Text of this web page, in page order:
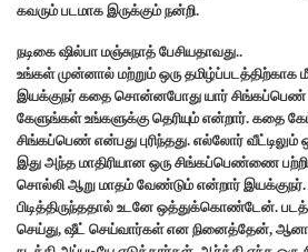
கவரும் படமாக இருக்கும் நன்றி.
நடிகை ஷில்பா மஞ்சுநாத் பேசியதாவது..
உங்கள் முன்னால் மற்றும் ஒரு தமிழ்ப்படத்திற்காக
இயக்குநர் கதை சொன்னபோது யார்
கேளுங்கள் உங்களுக்கு தெரியும் என்றார். கதை
சிங்கப்பெண் என்பது புரிந்தது. எல்லோர்
இது அந்த மாதிரியான ஒரு சிங்கப்பெண்ணை
சொல்லி ஆறு மாதம் வேண்டும் என்றார் இயக்குநர்.
பிடித்திருந்ததால் உடனே ஒத்துக்கொண்டேன்.
செய்து, ஷீட் செய்வார்கள் என நினைத்தேன்,